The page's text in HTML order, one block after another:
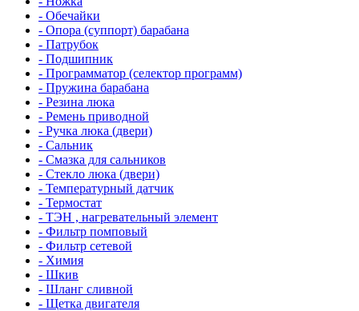
- Обечайки
- Опора (суппорт) барабана
- Патрубок
- Подшипник
- Программатор (селектор программ)
- Пружина барабана
- Резина люка
- Ремень приводной
- Ручка люка (двери)
- Сальник
- Смазка для сальников
- Стекло люка (двери)
- Температурный датчик
- Термостат
- ТЭН , нагревательный элемент
- Фильтр помповый
- Фильтр сетевой
- Химия
- Шкив
- Шланг сливной
- Щетка двигателя